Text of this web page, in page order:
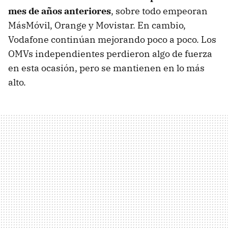
mes de años anteriores, sobre todo empeoran
MásMóvil, Orange y Movistar. En cambio,
Vodafone continúan mejorando poco a poco. Los
OMVs independientes perdieron algo de fuerza
en esta ocasión, pero se mantienen en lo más
alto.